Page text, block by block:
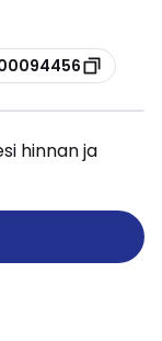
hinnan ja